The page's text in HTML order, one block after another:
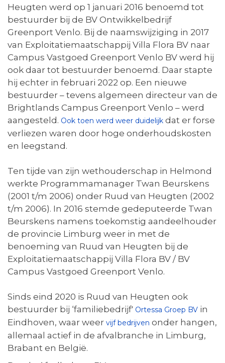
Heugten werd op 1 januari 2016 benoemd tot
bestuurder bij de BV Ontwikkelbedrijf
Greenport Venlo. Bij de naamswijziging in 2017
van Exploitatiemaatschappij Villa Flora BV naar
Campus Vastgoed Greenport Venlo BV werd hij
ook daar tot bestuurder benoemd. Daar stapte
hij echter in februari 2022 op. Een nieuwe
bestuurder – tevens algemeen directeur van de
Brightlands Campus Greenport Venlo – werd
aangesteld. Ook toen werd weer duidelijk dat er forse
verliezen waren door hoge onderhoudskosten
en leegstand.
Ten tijde van zijn wethouderschap in Helmond
werkte Programmamanager Twan Beurskens
(2001 t/m 2006) onder Ruud van Heugten (2002
t/m 2006). In 2016 stemde gedeputeerde Twan
Beurskens namens toekomstig aandeelhouder
de provincie Limburg weer in met de
benoeming van Ruud van Heugten bij de
Exploitatiemaatschappij Villa Flora BV / BV
Campus Vastgoed Greenport Venlo.
Sinds eind 2020 is Ruud van Heugten ook
bestuurder bij ‘familiebedrijf' Ortessa Groep BV in
Eindhoven, waar weer vijf bedrijven onder hangen,
allemaal actief in de afvalbranche in Limburg,
Brabant en België.